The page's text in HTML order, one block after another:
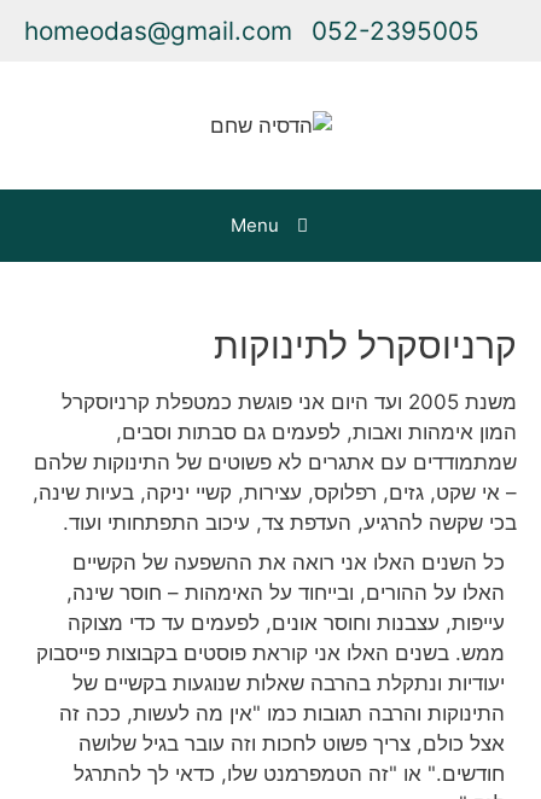
052-2395005
homeodas@gmail.com
Menu
קרניוסקרל לתינוקות
משנת 2005 ועד היום אני פוגשת כמטפלת קרניוסקרל
המון אימהות ואבות, לפעמים גם סבתות וסבים,
שמתמודדים עם אתגרים לא פשוטים של התינוקות שלהם
– אי שקט, גזים, רפלוקס, עצירות, קשיי יניקה, בעיות שינה,
בכי שקשה להרגיע, העדפת צד, עיכוב התפתחותי ועוד.
כל השנים האלו אני רואה את ההשפעה של הקשיים
האלו על ההורים, ובייחוד על האימהות – חוסר שינה,
עייפות, עצבנות וחוסר אונים, לפעמים עד כדי מצוקה
ממש. בשנים האלו אני קוראת פוסטים בקבוצות פייסבוק
יעודיות ונתקלת בהרבה שאלות שנוגעות בקשיים של
התינוקות והרבה תגובות כמו "אין מה לעשות, ככה זה
אצל כולם, צריך פשוט לחכות וזה עובר בגיל שלושה
חודשים." או "זה הטמפרמנט שלו, כדאי לך להתרגל